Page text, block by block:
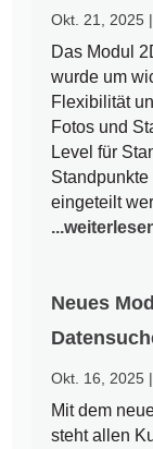
Okt. 21, 2025
Das Modul
wurde um
Flexibilität
Fotos und
Level für
eingeteilt
Neues
Okt. 16, 2025
Mit dem
steht allen